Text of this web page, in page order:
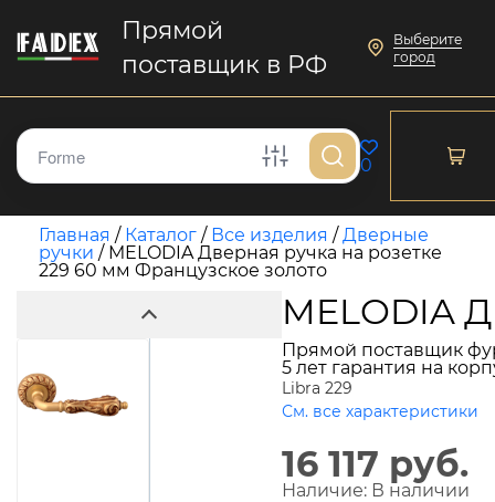
Прямой
поставщик в РФ
Выберите
город
0
Главная / Каталог / Все изделия /Дверные
ручки / MELODIA Дверная ручка на розетке
229 60 мм Французское золото
MELODIA
Прямой поставщик
5 лет гарантия на
Libra 229
См. все характеристики
16 117 руб.
Наличие: В наличии